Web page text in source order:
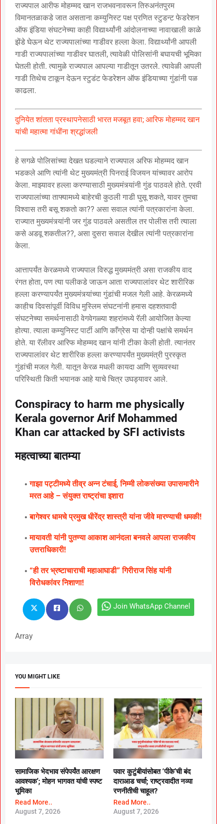
राज्यपाल आरीफ मोहम्मद खान राजभवनावरून तिरुअनंतपुरम
विमानतळाकडे जात असताना कम्युनिस्ट पक्ष प्रणित स्टुडन्ट फेडरेशन
ऑफ इंडिया संघटनेच्या काही विद्यार्थ्यांनी आंदोलनाच्या नावाखाली काळे
झेंडे घेऊन थेट राज्यपालांच्या गाडीवर हल्ला केला. विद्यार्थ्यांनी आपली
गाडी राज्यपालांच्या गाडीवर घातली, त्यावेळी पोलिसांनी बघायची भूमिका
घेतली होती. त्यामुळे राज्यपाल आपल्या गाडीतून उतरले. त्यावेळी आपली
गाडी तिथेच टाकून देऊन स्टुडंट फेडरेशन ऑफ इंडियाच्या गुंडांनी पळ
काढला.
दुनियेत शांतता प्रस्थापनेसाठी भारत मजबूत हवा; आरिफ मोहम्मद खान
यांची महात्मा गांधींना श्रद्धांजली
हे सगळे पोलिसांच्या देखत घडल्याने राज्यपाल अरिफ मोहम्मद खान
भडकले आणि त्यांनी थेट मुख्यमंत्री पिनराई विजयन यांच्यावर आरोप
केला. माझ्यावर हल्ला करण्यासाठी मुख्यमंत्र्यांनी गुंड पाठवले होते. एरवी
राज्यपालांच्या ताफ्यामध्ये बाहेरची कुठली गाडी घुसू शकते, यावर तुमचा
विश्वास तरी बसू शकतो का?? असा सवाल त्यांनी पत्रकारांना केला.
राज्यात मुख्यमंत्र्यांनी जर गुंड पाठवले असतील तर पोलीस तरी त्याला
कसे अडवू शकतील??, असा दुसरा सवाल देखील त्यांनी पत्रकारांना
केला.
आत्तापर्यंत केरळमध्ये राज्यपाल विरुद्ध मुख्यमंत्री असा राजकीय वाद
रंगत होता, पण त्या पलीकडे जाऊन आता राज्यपालांवर थेट शारीरिक
हल्ला करण्यापर्यंत मुख्यमंत्र्यांच्या गुंडांची मजल गेली आहे. केरळमध्ये
काहीच दिवसांपूर्वी विविध मुस्लिम संघटनांनी हमास दहशतवादी
संघटनेच्या समर्थनासाठी वेगवेगळ्या शहरांमध्ये रॅली आयोजित केल्या
होत्या. त्याला कम्युनिस्ट पार्टी आणि काँग्रेस या दोन्ही पक्षांचे समर्थन
होते. या रॅलीवर आरिफ मोहम्मद खान यांनी टीका केली होती. त्यानंतर
राज्यपालांवर थेट शारीरिक हल्ला करण्यापर्यंत मुख्यमंत्री पुरस्कृत
गुंडांची मजल गेली. यातून केरळ मधली कायदा आणि सुव्यवस्था
परिस्थिती किती भयानक आहे याचे चित्र उघड्यावर आले.
Conspiracy to harm me physically
Kerala governor Arif Mohammed
Khan car attacked by SFI activists
महत्वाच्या बातम्या
गाझा पट्टीमध्ये तीव्र अन्न टंचाई, निम्मी लोकसंख्या उपासमारीने
मरत आहे – संयुक्त राष्ट्रांचा इशारा
बागेश्वर धामचे प्रमुख धीरेंद्र शास्त्री यांना जीवे मारण्याची धमकी!
मायावती यांनी पुतण्या आकाश आनंदला बनवले आपला राजकीय
उत्तराधिकारी!
“ही तर भ्रष्टाचाराची महाआघाडी” गिरीराज सिंह यांनी
विरोधकांवर निशाणा!
Join WhatsApp Channel
Array
YOU MIGHT LIKE
सामाजिक भेदभाव संपेपर्यंत आरक्षण
आवश्यक’; मोहन भागवत यांची स्पष्ट
भूमिका
Read More..
August 7, 2026
पवार कुटुंबीयांसोबत ‘पीके’ची बंद
दाराआड चर्चा; राष्ट्रवादीत नव्या
रणनीतीची चाहूल?
Read More..
August 7, 2026